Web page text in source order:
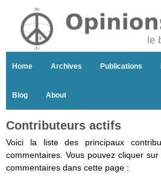
Home Archives Publications
Blog About
Contributeurs actifs
Voici la liste des principaux
commentaires. Vous pouvez cliquer
commentaires dans cette page :